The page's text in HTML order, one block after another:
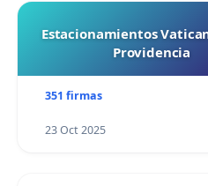
Estacionamientos
Providencia
351 firmas
23 Oct 2025